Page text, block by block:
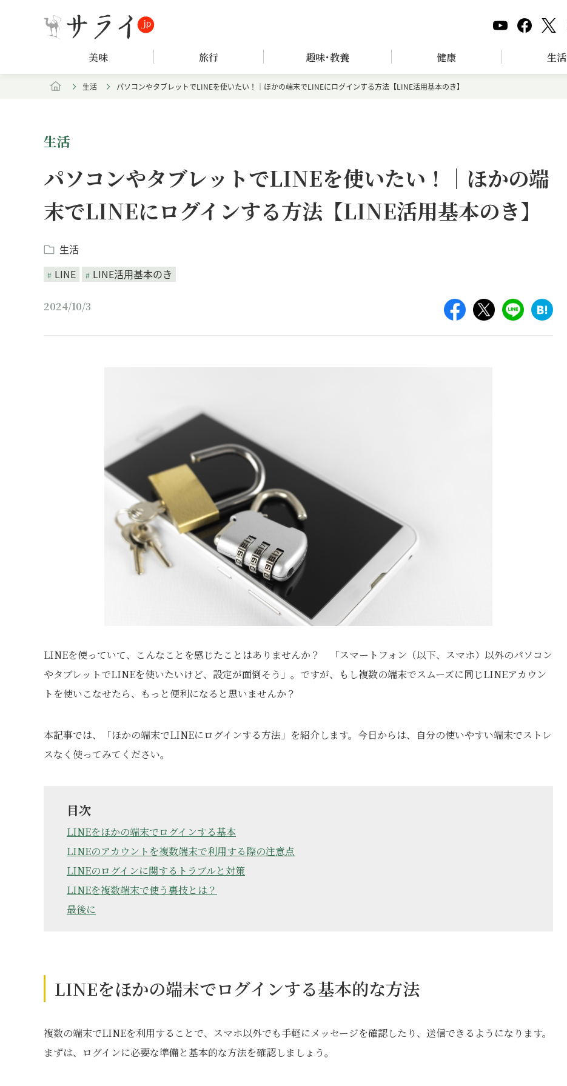
美味 旅行 趣味･教養 健康 生活
生活 パソコンやタブレットでLINEを使いたい！｜ほかの端末でLINEにログインする方法【LINE活用基本のき】
生活
パソコンやタブレットでLINEを使いたい！｜ほかの端
末でLINEにログインする方法【LINE活用基本のき】
生活
LINE
LINE活用基本のき
2024/10/3
LINEを使っていて、こんなことを感じたことはありませんか？ 「スマートフォン（以下、スマホ）以外のパソコン
やタブレットでLINEを使いたいけど、設定が面倒そう」。ですが、もし複数の端末でスムーズに同じLINEアカウン
トを使いこなせたら、もっと便利になると思いませんか？
本記事では、「ほかの端末でLINEにログインする方法」を紹介します。今日からは、自分の使いやすい端末でストレ
スなく使ってみてください。
目次
LINEをほかの端末でログインする基本
LINEのアカウントを複数端末で利用する際の注意点
LINEのログインに関するトラブルと対策
LINEを複数端末で使う裏技とは？
最後に
LINEをほかの端末でログインする基本的な方法
複数の端末でLINEを利用することで、スマホ以外でも手軽にメッセージを確認したり、送信できるようになります。
まずは、ログインに必要な準備と基本的な方法を確認しましょう。